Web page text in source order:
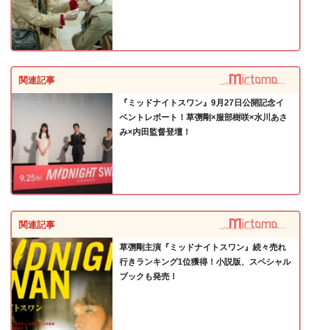
関連記事
『ミッドナイトスワン』9月27日公開記念イ
ベントレポート！草彅剛×服部樹咲×水川あさ
み×内田監督登壇！
関連記事
草彅剛主演『ミッドナイトスワン』続々売れ
行きランキング1位獲得！小説版、スペシャル
ブックも発売！